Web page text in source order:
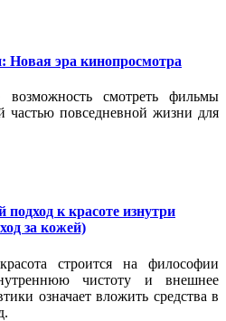
эра кинопросмотра
смотреть фильмы
частью повседневной жизни для
к красоте изнутри
за кожей)
строится на философии
чистоту и внешнее
означает вложить средства в